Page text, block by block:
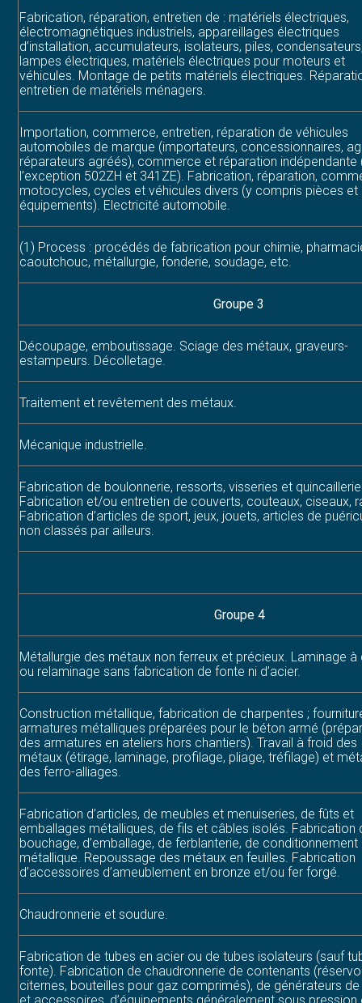
Fabrication, réparation, entretien de : matériels électriques,
électromagnétiques industriels, appareillages électriques
d’installation, accumulateurs, isolateurs, piles,
lampes électriques, matériels électriques pour moteurs et
véhicules. Montage de petits matériels électriques.
entretien de matériels ménagers.
Importation, commerce, entretien, réparation de véhicules
automobiles de marque (importateurs, concessionnaires,
réparateurs agréés), commerce et réparation indépendante
l’exception 502ZH et 341ZE). Fabrication, réparation,
motocycles, cycles et véhicules divers (y compris pièces et
équipements). Electricité automobile.
(1) Process : procédés de fabrication pour chimie,
caoutchouc, métallurgie, fonderie, soudage, etc.
Groupe 3
Découpage, emboutissage. Sciage des métaux, graveurs-
estampeurs. Décolletage.
Traitement et revêtement des métaux.
Mécanique industrielle.
Fabrication de boulonnerie, ressorts, visseries et
Fabrication et/ou entretien de couverts, couteaux, ciseaux,
Fabrication d’articles de sport, jeux, jouets, articles de
non classés par ailleurs.
Groupe 4
Métallurgie des métaux non ferreux et précieux. Laminage à
ou relaminage sans fabrication de fonte ni d’acier.
Construction métallique, fabrication de charpentes ;
armatures métalliques préparées pour le béton armé
des armatures en ateliers hors chantiers). Travail à froid des
métaux (étirage, laminage, profilage, pliage, tréfilage) et
des ferro-alliages.
Fabrication d’articles, de meubles et menuiseries, de fûts et
emballages métalliques, de fils et câbles isolés. Fabrication
bouchage, d’emballage, de ferblanterie, de conditionnement
métallique. Repoussage des métaux en feuilles. Fabrication
d’accessoires d’ameublement en bronze et/ou fer forgé.
Chaudronnerie et soudure.
Fabrication de tubes en acier ou de tubes isolateurs (sauf
fonte). Fabrication de chaudronnerie de contenants
citernes, bouteilles pour gaz comprimés), de générateurs